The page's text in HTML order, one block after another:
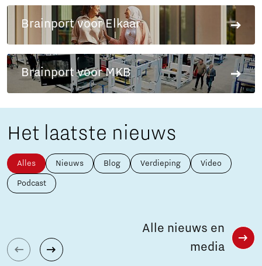
Brainport voor Elkaar
Brainport voor MKB
Het laatste nieuws
Alles Nieuws Blog Verdieping Video
Podcast
Alle nieuws en
media